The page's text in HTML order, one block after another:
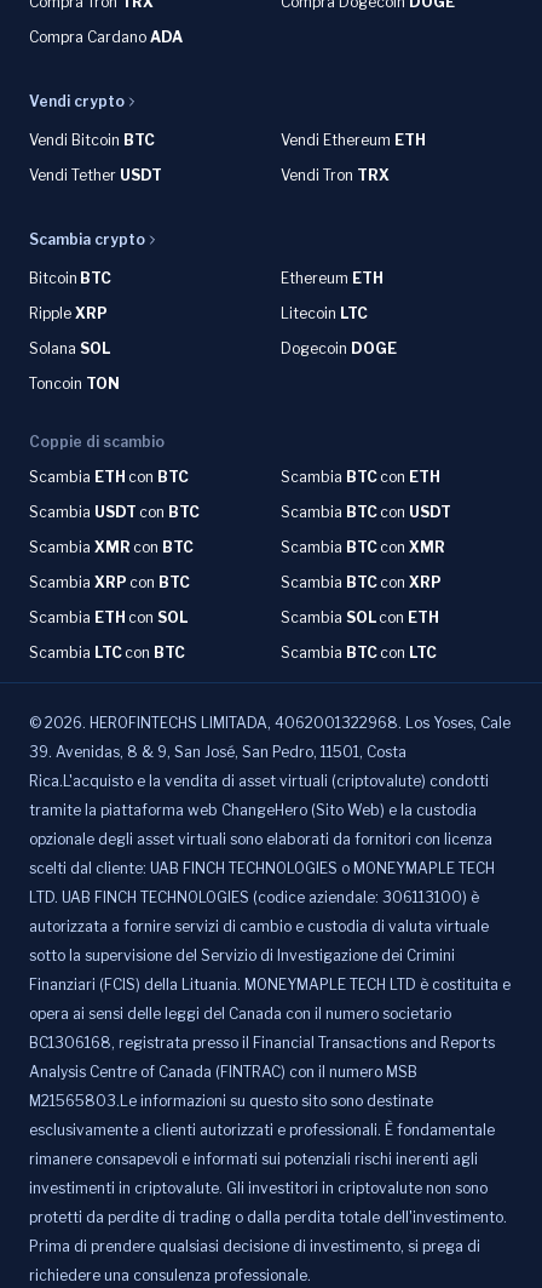
Compra Cardano ADA
Vendi crypto
Vendi Bitcoin BTC Vendi Ethereum ETH
Vendi Tether USDT Vendi Tron TRX
Scambia crypto
Bitcoin BTC Ethereum ETH
Ripple XRP Litecoin LTC
Solana SOL Dogecoin DOGE
Toncoin TON
Coppie di scambio
Scambia ETH con BTC Scambia BTC con ETH
Scambia USDT con BTC Scambia BTC con USDT
Scambia XMR con BTC Scambia BTC con XMR
Scambia XRP con BTC Scambia BTC con XRP
Scambia ETH con SOL Scambia SOL con ETH
Scambia LTC con BTC Scambia BTC con LTC
© 2026. HEROFINTECHS LIMITADA, 4062001322968. Los Yoses, Cale
39. Avenidas, 8 & 9, San José, San Pedro, 11501, Costa
Rica.L'acquisto e la vendita di asset virtuali (criptovalute) condotti
tramite la piattaforma web ChangeHero (Sito Web) e la custodia
opzionale degli asset virtuali sono elaborati da fornitori con licenza
scelti dal cliente: UAB FINCH TECHNOLOGIES o MONEYMAPLE TECH
LTD. UAB FINCH TECHNOLOGIES (codice aziendale: 306113100) è
autorizzata a fornire servizi di cambio e custodia di valuta virtuale
sotto la supervisione del Servizio di Investigazione dei Crimini
Finanziari (FCIS) della Lituania. MONEYMAPLE TECH LTD è costituita e
opera ai sensi delle leggi del Canada con il numero societario
BC1306168, registrata presso il Financial Transactions and Reports
Analysis Centre of Canada (FINTRAC) con il numero MSB
M21565803.Le informazioni su questo sito sono destinate
esclusivamente a clienti autorizzati e professionali. È fondamentale
rimanere consapevoli e informati sui potenziali rischi inerenti agli
investimenti in criptovalute. Gli investitori in criptovalute non sono
protetti da perdite di trading o dalla perdita totale dell'investimento.
Prima di prendere qualsiasi decisione di investimento, si prega di
richiedere una consulenza professionale.